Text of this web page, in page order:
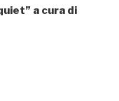
a cura di